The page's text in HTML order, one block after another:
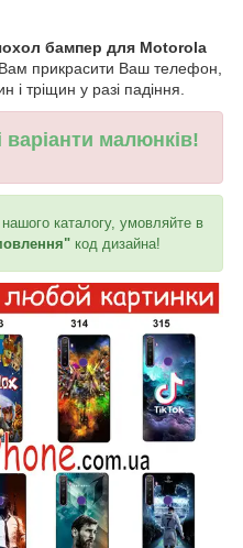
бампер для Motorola
прикрасити Ваш телефон,
і тріщин у разі падіння.
варіанти малюнків!
каталогу, умовляйте в
код дизайна!